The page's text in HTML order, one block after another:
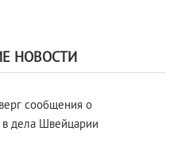
НОВОСТИ
сообщения о
в дела Швейцарии